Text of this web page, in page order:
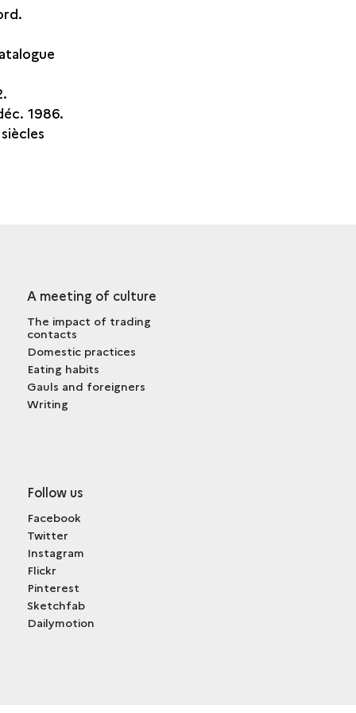
1986.
A meeting of culture
The impact of trading
contacts
Domestic practices
Eating habits
Gauls and foreigners
Writing
Follow us
Facebook
Twitter
Instagram
Flickr
Pinterest
Sketchfab
Dailymotion